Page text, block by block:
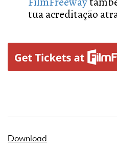
tua acreditação
Download